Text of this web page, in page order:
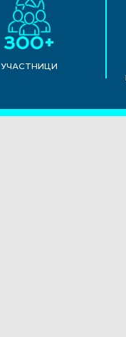
300+
УЧАСТНИЦИ